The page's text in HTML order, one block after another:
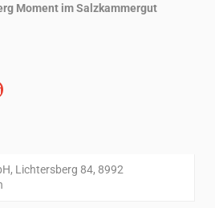
Moment im Salzkammergut
Lichtersberg 84, 8992